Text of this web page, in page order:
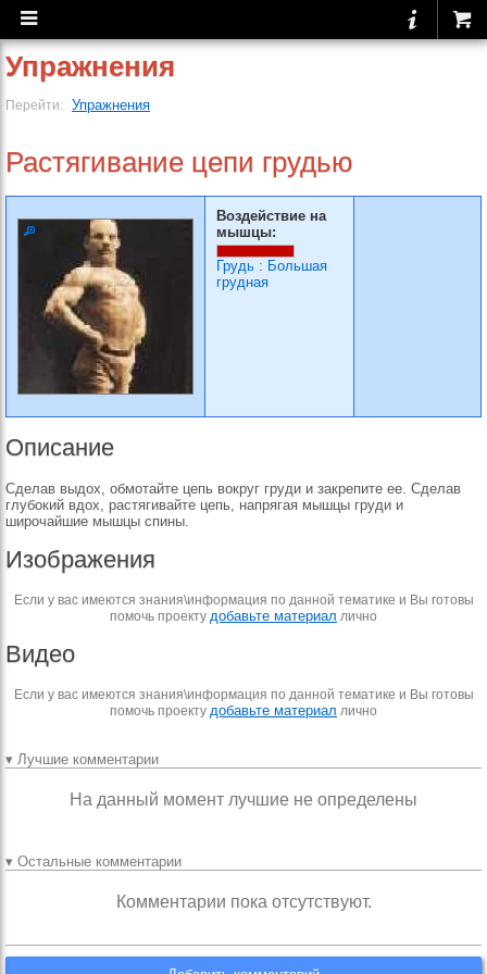
Упражнения
Перейти: Упражнения
Растягивание цепи гру­дью
Воздействие на
мышцы:
Грудь : Большая
грудная
Описание
Сделав выдох, обмотайте цепь вокруг груди и закрепите ее. Сделав
глубокий вдох, растягивайте цепь, напрягая мышцы груди и
широчайшие мышцы спины.
Изображения
Если у вас имеются знания\информация по данной тематике и Вы готовы
помочь проекту добавьте материал лично
Видео
Если у вас имеются знания\информация по данной тематике и Вы готовы
помочь проекту добавьте материал лично
▾ Лучшие комментарии
На данный момент лучшие не определены
▾ Остальные комментарии
Комментарии пока отсутствуют.